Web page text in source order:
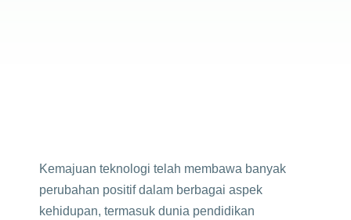
Kemajuan teknologi telah membawa banyak
perubahan positif dalam berbagai aspek
kehidupan, termasuk dunia pendidikan